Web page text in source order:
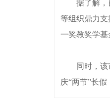
据了解，自
等组织鼎力
一奖教奖学基
同时，该市
庆“两节”长